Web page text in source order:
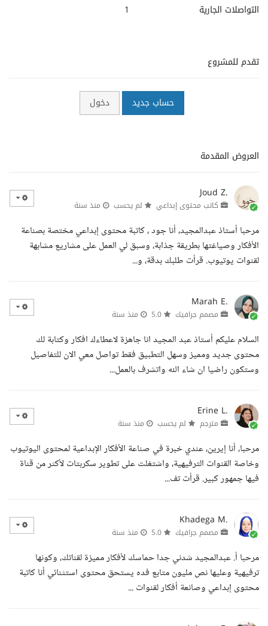
التواصلات الجارية
1
تقدم للمشروع
حساب جديد دخول
العروض المقدمة
Joud Z.
كاتب محتوى إبداعي لم يحسب منذ سنة
مرحبا أستاذ عبدالمجيد، أنا جود ، كاتبة محتوى إبداعي مختصة بصناعة
الأفكار وصياغتها بطريقة جذابة، وسبق لي العمل على مشاريع مشابهة
لقنوات يوتيوب. قرأت طلبك بدقة، و...
Marah E.
مصمم جرافيك منذ سنة
السلام عليكم أستاذ عبد المجيد انا جاهزة لاعطاءك افكار وكتابة لك
محتوى جديد ومميز وسهل التطبيق فقط تواصل معي الان للتفاصيل
وستكون راضيا ان شاء الله واتشرف بالعمل...
Erine L.
مترجم لم يحسب منذ سنة
مرحبا، أنا إيرين، عندي خبرة في صناعة الأفكار الإبداعية لمحتوى اليوتيوب
وخاصة القنوات الترفيهية، واشتغلت على تطوير سكربتات لأكثر من قناة
فيها جمهور كبير. قرأت تف...
Khadega M.
مصمم جرافيك منذ سنة
مرحبا أ. عبدالمجيد شدني جدا حماسك لأفكار مميزة لقناتك، وكونها
ترفيهية وعليها نص مليون متابع فده يستحق محتوى استثنائي أنا كاتبة
محتوى إبداعي وصانعة أفكار لقنوات ...